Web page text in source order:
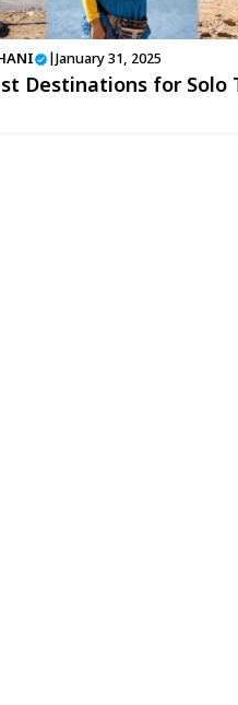
January 31, 2025
Destinations for Solo